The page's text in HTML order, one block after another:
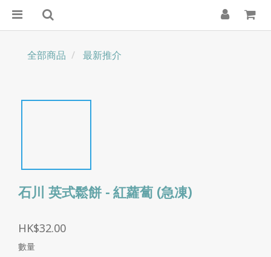
全部商品 最新推介
石川 英式鬆餅 - 紅蘿蔔 (急凍)
HK$32.00
數量